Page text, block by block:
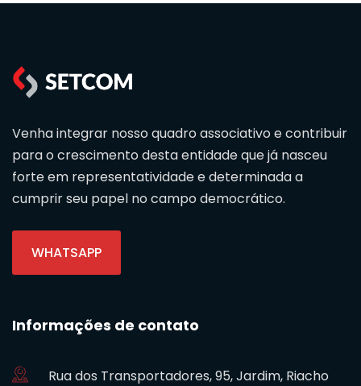
Venha integrar nosso quadro associativo e contribuir
para o crescimento desta entidade que já nasceu
forte em representatividade e determinada a
cumprir seu papel no campo democrático.
WHATSAPP
Informações de contato
Rua dos Transportadores, 95, Jardim, Riacho